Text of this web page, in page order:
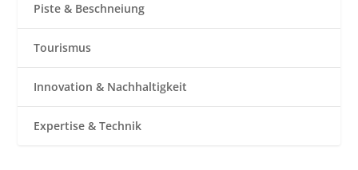
Piste & Beschneiung
Tourismus
Innovation & Nachhaltigkeit
Expertise & Technik